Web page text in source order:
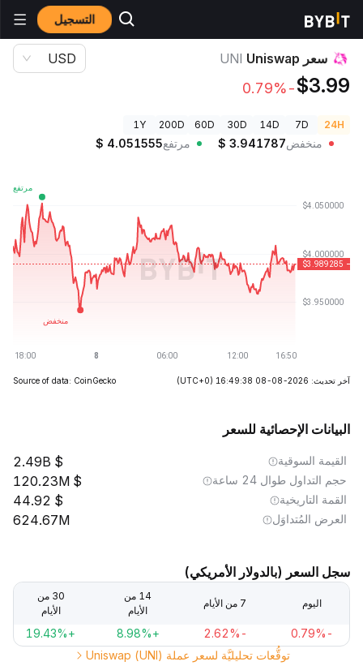
التسجيل أسعار العملات الرقمية
سعر Uniswap UNI
$3.99
-0.79%
USD
24H
7D
14D
30D
60D
200D
1Y
منخفض $ 3.941787 مرتفع $ 4.051555
آخر تحديث: 2026-08-08 16:49:38 (UTC+0)
Source of data: CoinGecko
البيانات الإحصائية للسعر
القيمة السوقية 2.49B
حجم التداول طوال 24 ساعة 120.23M
القمة التاريخية 44.92
العرض المُتداوَل 624.67M
سجل السعر (بالدولار الأمريكي)
اليوم 7 من الأيام
14 من
الأيام
30 من
الأيام
-0.79%
-2.62%
+8.98%
+19.43%
توقُّعات تحليليَّة لسعر عملة Uniswap (UNI)